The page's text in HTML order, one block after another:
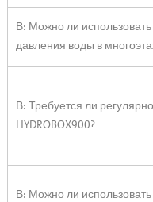
В: Можно ли
давления воды в
В: Требуется ли
HYDROBOX900?
В: Можно ли использовать